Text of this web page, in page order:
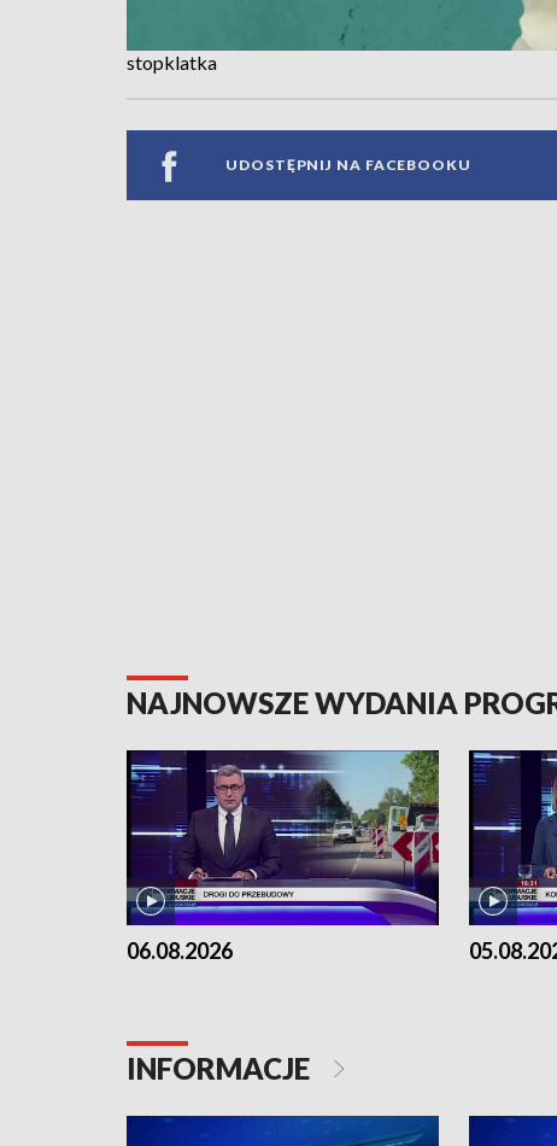
stopklatka
UDOSTĘPNIJ NA FACEBOOKU
NAJNOWSZE WYDANIA
06.08.2026
INFORMACJE